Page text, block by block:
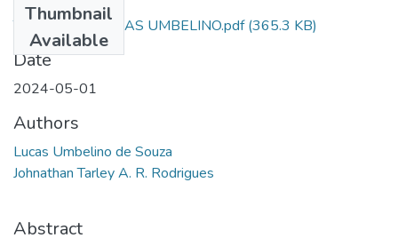
Thumbnail
Available
TCC AL SD - LUCAS UMBELINO.pdf(365.3 KB)
Date
2024-05-01
Authors
Lucas Umbelino de Souza
Johnathan Tarley A. R. Rodrigues
Abstract